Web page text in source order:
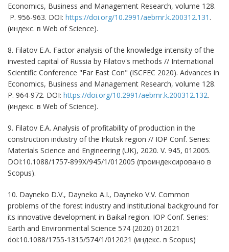
Economics, Business and Management Research, volume 128.
P. 956-963. DOI: https://doi.org/10.2991/aebmr.k.200312.131 .
(индекс. в Web of Science).
8. Filatov E.A. Factor analysis of the knowledge intensity of the
invested capital of Russia by Filatov's methods // International
Scientific Conference "Far East Con" (ISCFEC 2020). Advances in
Economics, Business and Management Research, volume 128.
P. 964-972. DOI: https://doi.org/10.2991/aebmr.k.200312.132.
(индекс. в Web of Science).
9. Filatov E.A. Analysis of profitability of production in the
construction industry of the Irkutsk region // IOP Conf. Series:
Materials Science and Engineering (UK), 2020. V. 945, 012005.
DOI:10.1088/1757-899X/945/1/012005 (проиндексировано в
Scopus).
10. Dayneko D.V., Dayneko A.I., Dayneko V.V. Common
problems of the forest industry and institutional background for
its innovative development in Baikal region. IOP Conf. Series:
Earth and Environmental Science 574 (2020) 012021
doi:10.1088/1755-1315/574/1/012021 (индекс. в Scopus)